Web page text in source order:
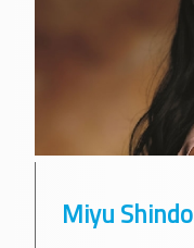
Miyu Shindo